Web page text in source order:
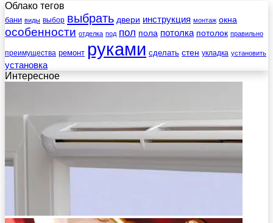
Облако тегов
бани виды выбор выбрать двери инструкция монтаж окна
особенности отделка под пол пола потолка потолок правильно
преимущества ремонт руками сделать стен укладка установить
установка
Интересное